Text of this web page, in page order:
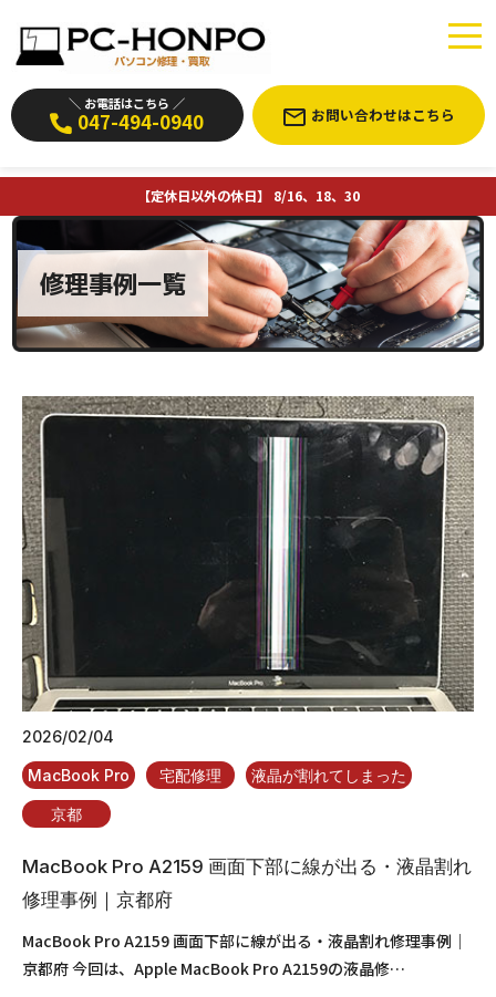
＼ お電話はこちら ／
047-494-0940 お問い合わせはこちら
【定休日以外の休日】 8/16、18、30
修理事例一覧
2026/02/04
MacBook Pro 宅配修理 液晶が割れてしまった
京都
MacBook Pro A2159 画面下部に線が出る・液晶割れ
修理事例｜京都府
MacBook Pro A2159 画面下部に線が出る・液晶割れ修理事例｜
京都府 今回は、Apple MacBook Pro A2159の液晶修…